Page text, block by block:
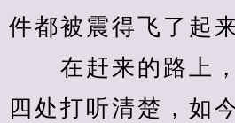
件都被震得飞了起来
在赶来的路上，
四处打听清楚，如